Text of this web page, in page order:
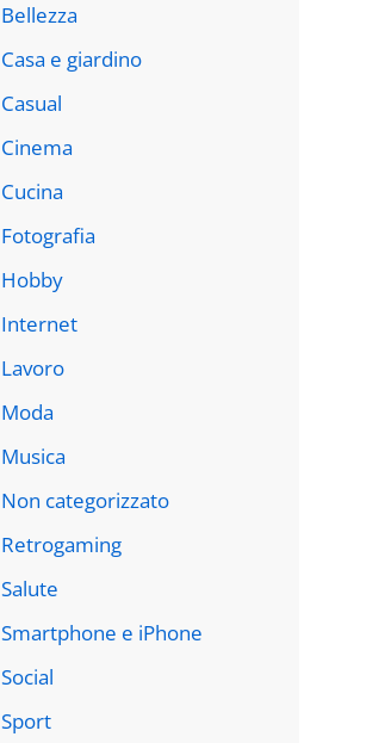
Bellezza
Casa e giardino
Casual
Cinema
Cucina
Fotografia
Hobby
Internet
Lavoro
Moda
Musica
Non categorizzato
Retrogaming
Salute
Smartphone e iPhone
Social
Sport